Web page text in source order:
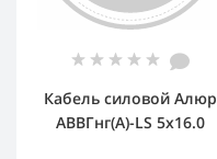
Кабель силовой Алюр
АВВГнг(А)-LS 5х16.0